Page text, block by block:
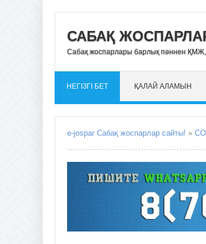
САБАҚ
Сабақ жоспарлары барлық пәннен
НЕГІЗГІ БЕТ ҚАЛАЙ АЛАМЫН
e-jospar Сабақ жоспарлар сайты! »